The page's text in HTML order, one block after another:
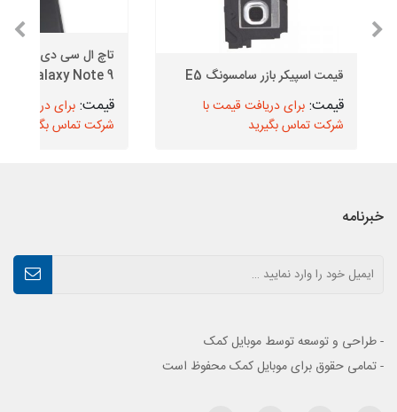
قیمت اسپیکر بازر سامسونگ E5
برای دریافت قیمت با
شرکت تماس بگیرید
Galaxy Note 9 مدل N960
برای دریافت
شرکت تماس بگیرید
خبرنامه
- طراحی و توسعه توسط موبایل کمک
- تمامی حقوق برای موبایل کمک محفوظ است